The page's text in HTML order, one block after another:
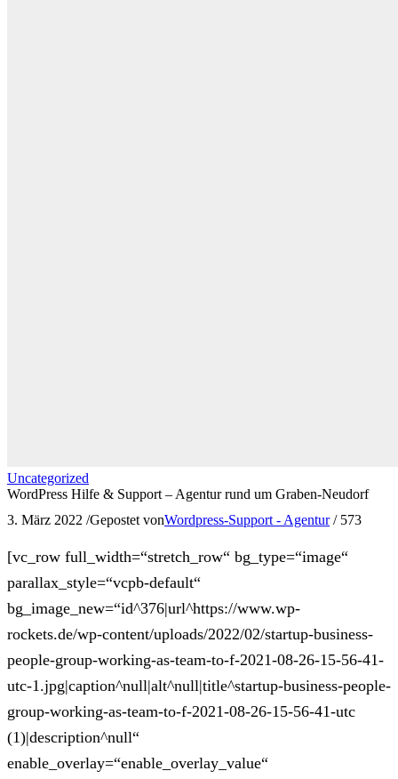
Uncategorized
WordPress Hilfe & Support – Agentur rund um Graben-Neudorf
3. März 2022 /Gepostet vonWordpress-Support - Agentur / 573
[vc_row full_width=“stretch_row“ bg_type=“image“
parallax_style=“vcpb-default“
bg_image_new=“id^376|url^https://www.wp-
rockets.de/wp-content/uploads/2022/02/startup-business-
people-group-working-as-team-to-f-2021-08-26-15-56-41-
utc-1.jpg|caption^null|alt^null|title^startup-business-people-
group-working-as-team-to-f-2021-08-26-15-56-41-utc
(1)|description^null“
enable_overlay=“enable_overlay_value“